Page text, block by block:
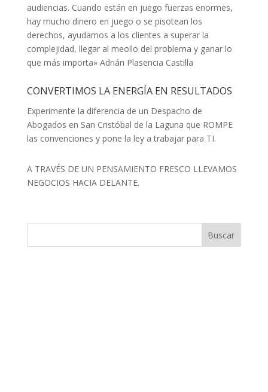
audiencias. Cuando están en juego fuerzas enormes,
hay mucho dinero en juego o se pisotean los
derechos, ayudamos a los clientes a superar la
complejidad, llegar al meollo del problema y ganar lo
que más importa» Adrián Plasencia Castilla
CONVERTIMOS LA ENERGÍA EN RESULTADOS
Experimente la diferencia de un Despacho de
Abogados en San Cristóbal de la Laguna que ROMPE
las convenciones y pone la ley a trabajar para TI.
A TRAVÉS DE UN PENSAMIENTO FRESCO LLEVAMOS
NEGOCIOS HACIA DELANTE.